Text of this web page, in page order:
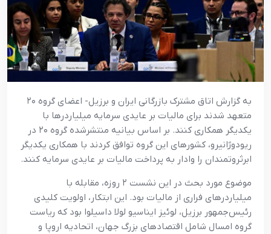
به گزارش اتاق مشترک بازرگانی ایران و برزیل- اعضای گروه ۲۰
متعهد شدند برای مالیات بر عایدی سرمایه میلیاردرها با
یکدیگر همکاری کنند. بر اساس بیانیه منتشرشده گروه ۲۰ در
ریودوژانیرو، کشورهای این گروه توافق کردند با همکاری یکدیگر
ابرثروتمندان را وادار به پرداخت مالیات بر عایدی سرمایه کنند.
موضوع مورد بحث در این نشست ۲ روزه، مقابله با
میلیاردرهای فراری از مالیات بود. این ابتکار، اولویت کلیدی
رئیس‌جمهور برزیل، لوئیز ایناسیو لولا داسیلوا بود که ریاست
گروه امسال شامل اقتصادهای بزرگ جهان، اتحادیه اروپا و